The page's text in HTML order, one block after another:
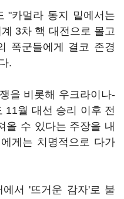
"카멀라 동지 밑에서는
3차 핵 대전으로 몰고
폭군들에게 결코 존경
.
을 비롯해 우크라이나-
11월 대선 승리 이후 전
올 수 있다는 주장을 내
게는 치명적으로 다가
서 '뜨거운 감자'로 불